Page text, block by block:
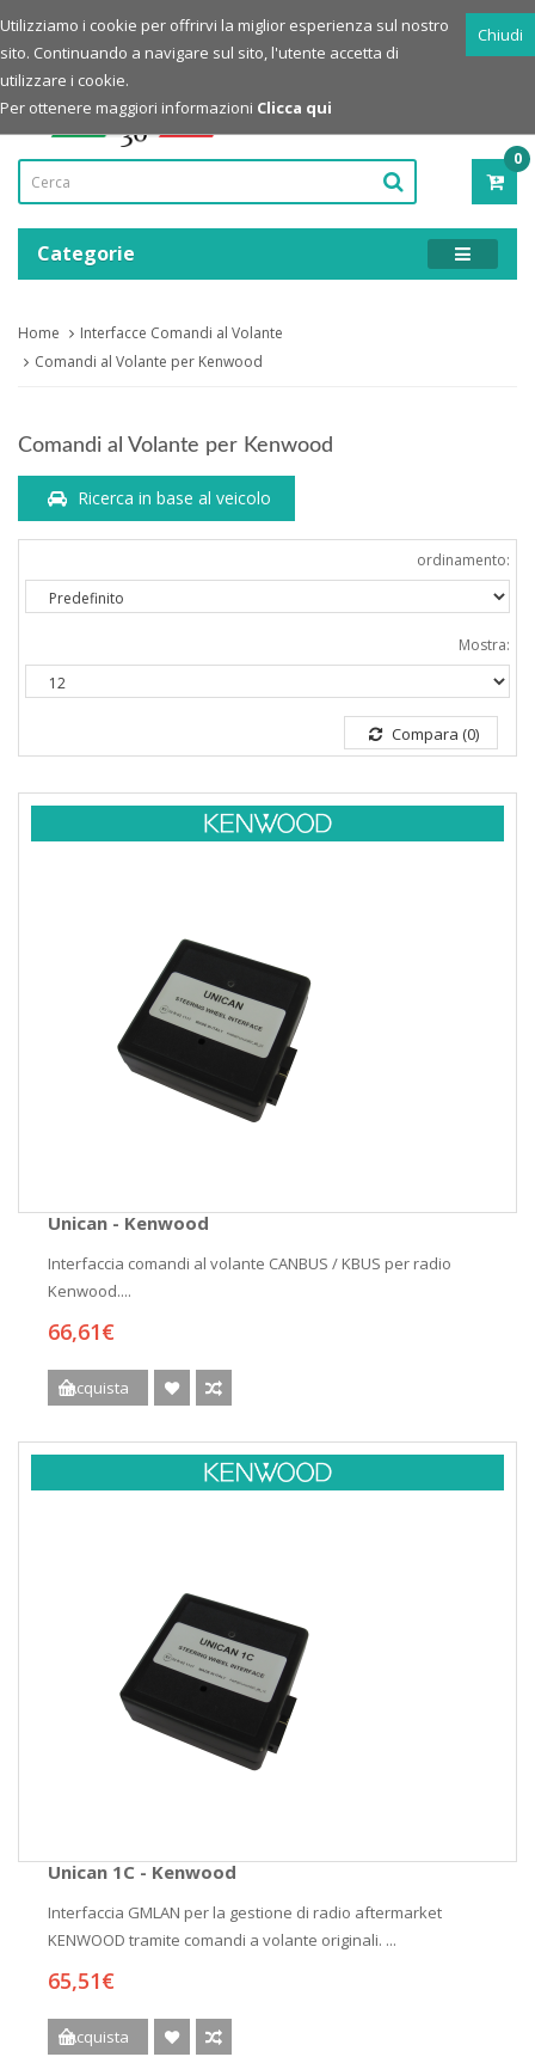
Login
Registrazione
Powered by
0
-
Categorie
Home
Interfacce Comandi al Volante
Comandi al Volante per Kenwood
Comandi al Volante per Kenwood
Ricerca in base al veicolo
ordinamento:
Mostra:
Compara (0)
Unican - Kenwood
Interfaccia comandi al volante CANBUS / KBUS per radio
Kenwood....
66,61€
Acquista
Unican 1C - Kenwood
Interfaccia GMLAN per la gestione di radio aftermarket
KENWOOD tramite comandi a volante originali. ...
65,51€
Acquista
Chiudi
Utilizziamo i cookie per offrirvi la miglior esperienza sul nostro
sito. Continuando a navigare sul sito, l'utente accetta di
utilizzare i cookie.
Per ottenere maggiori informazioni Clicca qui